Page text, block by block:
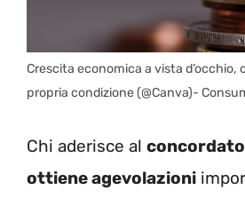
Crescita economica a vista d’occhio,
propria condizione (@Canva)-
Chi aderisce al
ottiene agevolazioni